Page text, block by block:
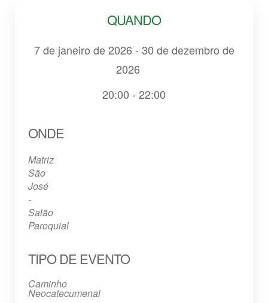
QUANDO
7 de janeiro de 2026 - 30 de dezembro de
2026
20:00 - 22:00
ONDE
Matriz
São
José
-
Salão
Paroquial
TIPO DE EVENTO
Caminho
Neocatecumenal